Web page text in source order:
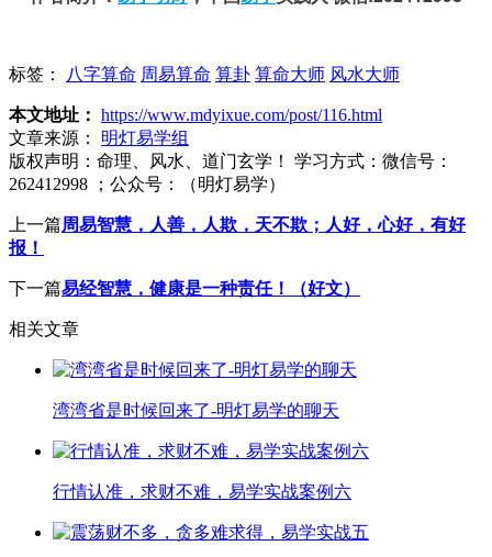
标签： 八字算命 周易算命 算卦 算命大师 风水大师
本文地址： https://www.mdyixue.com/post/116.html
文章来源：
明灯易学组
版权声明： 命理、风水、道门玄学！ 学习方式：微信号：
262412998 ；公众号：（明灯易学）
上一篇周易智慧，人善，人欺，天不欺；人好，心好，有好
报！
下一篇易经智慧，健康是一种责任！（好文）
相关文章
湾湾省是时候回来了-明灯易学的聊天
行情认准，求财不难，易学实战案例六